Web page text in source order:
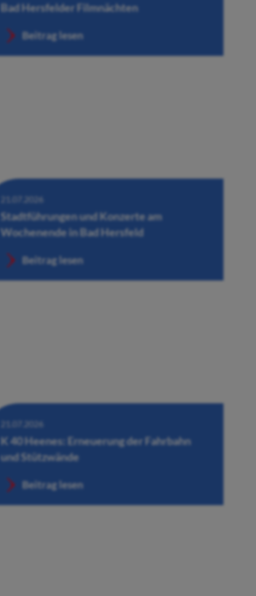
Bad Hersfelder Filmnächten
Beitrag lesen
21.07.2026
Stadtführungen und Konzerte am
Wochenende in Bad Hersfeld
Beitrag lesen
21.07.2026
K 40 Heenes: Erneuerung der Fahrbahn
und Stützwände
Beitrag lesen